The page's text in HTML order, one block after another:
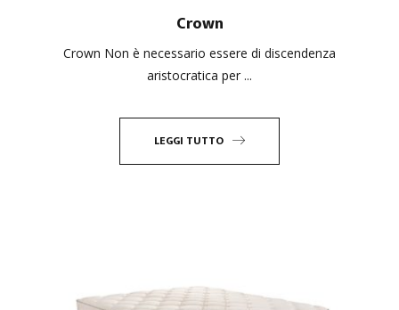
Crown
Crown Non è necessario essere di discendenza
aristocratica per ...
LEGGI TUTTO